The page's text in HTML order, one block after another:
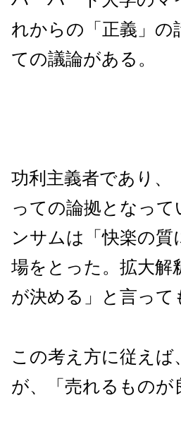
れからの「正義」
ての議論がある。
功利主義者であり、
っての論拠となっ
ンサムは「快楽の
場をとった。拡大解
が決める」と言って
この考え方に従え
が、「売れるもの